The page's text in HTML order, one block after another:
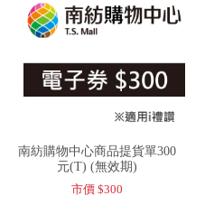
南紡購物中心商品提貨單300
元(T) (無效期)
市價 $300